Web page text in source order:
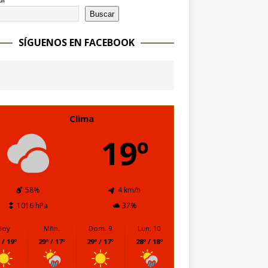
Buscar
SÍGUENOS EN FACEBOOK
Clima
19º
58%
4 km/h
1016 hPa
37%
/ 19º
Mñn.
29º / 17º
Dom. 9
29º / 17º
Lun. 10
28º / 18º